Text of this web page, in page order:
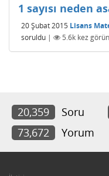
1 sayısı neden
20 Şubat 2015 Lisans
soruldu | 5.6k kez
20,359 Soru
73,672
Yorum